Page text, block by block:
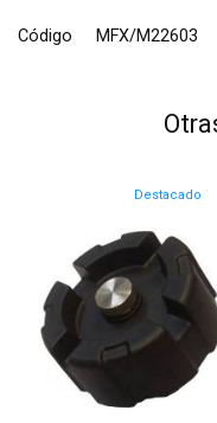
Código MFX/M22603
Destacado